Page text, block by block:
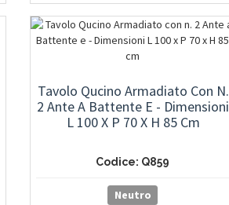
Tavolo Qucino Armadiato Con N.
2 Ante A Battente E - Dimensioni
L 100 X P 70 X H 85 Cm
Codice: Q859
Neutro